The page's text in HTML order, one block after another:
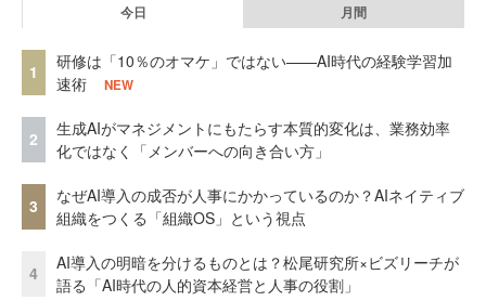
今日 月間
1
研修は「10％のオマケ」ではない——AI時代の経験学習加
速術
NEW
2
生成AIがマネジメントにもたらす本質的変化は、業務効率
化ではなく「メンバーへの向き合い方」
3
なぜAI導入の成否が人事にかかっているのか？AIネイティブ
組織をつくる「組織OS」という視点
4
AI導入の明暗を分けるものとは？松尾研究所×ビズリーチが
語る「AI時代の人的資本経営と人事の役割」